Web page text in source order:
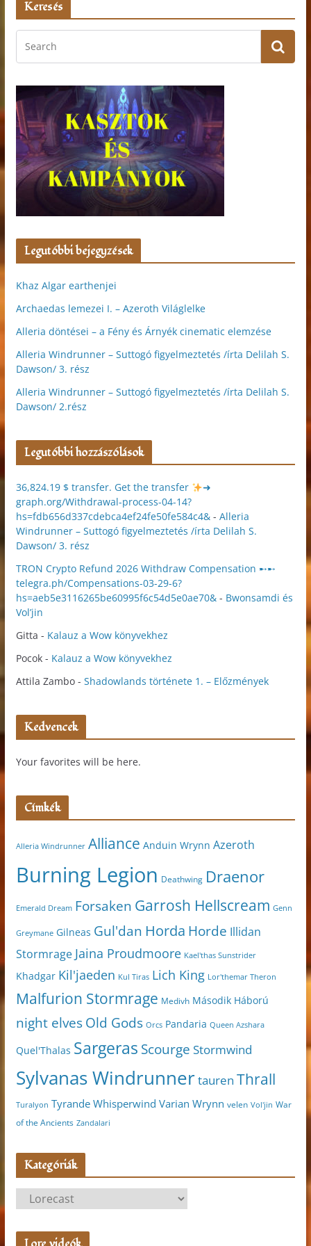
Keresés
Legutóbbi bejegyzések
Khaz Algar earthenjei
Archaedas lemezei I. – Azeroth Világlelke
Alleria döntései – a Fény és Árnyék cinematic elemzése
Alleria Windrunner – Suttogó figyelmeztetés /írta Delilah S.
Dawson/ 3. rész
Alleria Windrunner – Suttogó figyelmeztetés /írta Delilah S.
Dawson/ 2.rész
Legutóbbi hozzászólások
36,824.19 $ transfer. Get the transfer
➜
graph.org/Withdrawal-process-04-14?
hs=fdb656d337cdebca4ef24fe50fe584c4&- Alleria
Windrunner – Suttogó figyelmeztetés /írta Delilah S.
Dawson/ 3. rész
TRON Crypto Refund 2026 Withdraw Compensation ➸➸
telegra.ph/Compensations-03-29-6?
hs=aeb5e3116265be60995f6c54d5e0ae70&- Bwonsamdi és
Vol’jin
Gitta - Kalauz a Wow könyvekhez
Pocok- Kalauz a Wow könyvekhez
Attila Zambo- Shadowlands története 1. – Előzmények
Kedvencek
Your favorites will be here.
Címkék
Alleria Windrunner Alliance Anduin Wrynn Azeroth
Burning Legion Deathwing Draenor
Emerald Dream Forsaken Garrosh Hellscream Genn
Greymane Gilneas Gul'dan Horda Horde Illidan
Stormrage Jaina Proudmoore Kael'thas Sunstrider
Khadgar Kil'jaeden Kul Tiras Lich King Lor'themar Theron
Malfurion Stormrage Medivh Második Háború
night elves Old Gods Orcs Pandaria Queen Azshara
Quel'Thalas Sargeras Scourge Stormwind
Sylvanas Windrunnertauren Thrall
Turalyon Tyrande Whisperwind Varian Wrynn velen Vol'jin War
of the Ancients Zandalari
Kategóriák
a
t